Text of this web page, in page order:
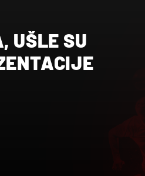
UŠLE SU